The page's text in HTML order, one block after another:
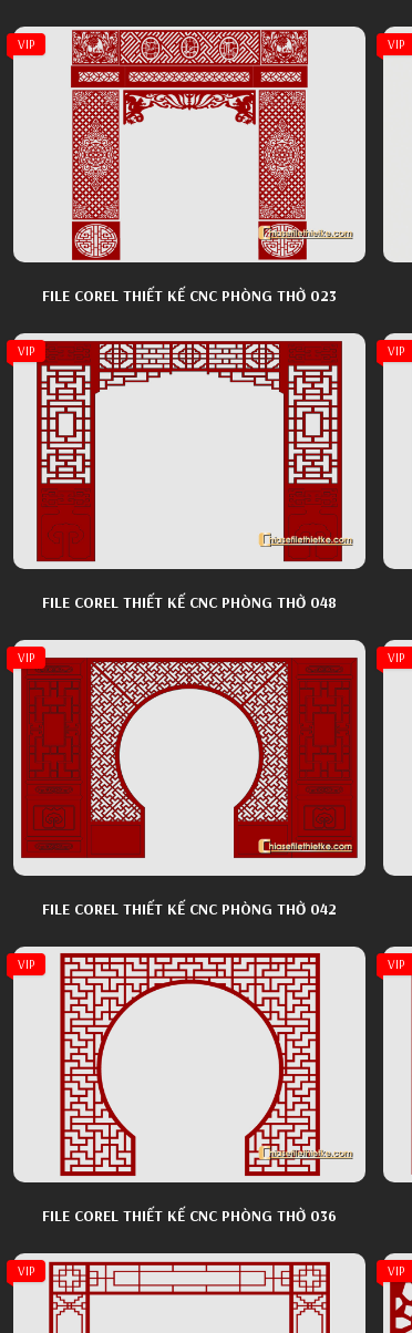
VIP
FILE COREL THIẾT KẾ CNC PHÒNG THỜ 023
VIP
VIP
FILE COREL THIẾT KẾ CNC PHÒNG THỜ 048
VIP
VIP
FILE COREL THIẾT KẾ CNC PHÒNG THỜ 042
VIP
VIP
FILE COREL THIẾT KẾ CNC PHÒNG THỜ 036
VIP
VIP VIP